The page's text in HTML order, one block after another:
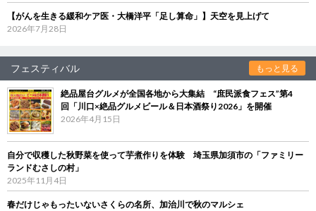
【がんを生きる緩和ケア医・大橋洋平「足し算命」】天空を見上げて
2026年7月28日
フェスティバル もっと見る
絶品屋台グルメが全国各地から大集結 “庶民派食フェス”第4
回「川口×絶品グルメビール＆日本酒祭り2026」を開催
2026年4月15日
自分で収穫した秋野菜を使って芋煮作りを体験 埼玉県加須市の「ファミリー
ランドむさしの村」
2025年11月4日
春だけじゃもったいないさくらの名所、加治川で秋のマルシェ